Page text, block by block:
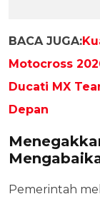
BACA JUGA:
Motocross
Ducati MX
Depan
Pemerintah